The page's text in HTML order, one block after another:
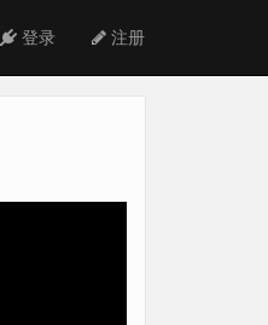
登录 注册